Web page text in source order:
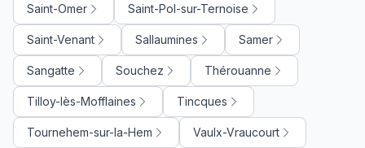
Saint-Omer Saint-Pol-sur-Ternoise
Saint-Venant Sallaumines Samer
Sangatte Souchez Thérouanne
Tilloy-lès-Mofflaines Tincques
Tournehem-sur-la-Hem Vaulx-Vraucourt